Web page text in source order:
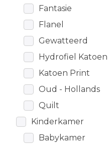
Fantasie
Flanel
Gewatteerd
Hydrofiel Katoen
Katoen Print
Oud - Hollands
Quilt
Kinderkamer
Babykamer